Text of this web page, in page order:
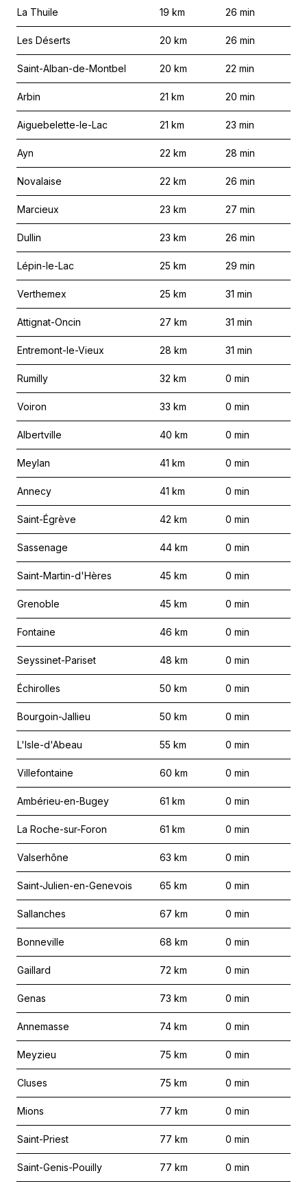
La Thuile 19 km 26 min
Les Déserts 20 km 26 min
Saint-Alban-de-Montbel 20 km 22 min
Arbin 21 km 20 min
Aiguebelette-le-Lac 21 km 23 min
Ayn 22 km 28 min
Novalaise 22 km 26 min
Marcieux 23 km 27 min
Dullin 23 km 26 min
Lépin-le-Lac 25 km 29 min
Verthemex 25 km 31 min
Attignat-Oncin 27 km 31 min
Entremont-le-Vieux 28 km 31 min
Rumilly 32 km 0 min
Voiron 33 km 0 min
Albertville 40 km 0 min
Meylan 41 km 0 min
Annecy 41 km 0 min
Saint-Égrève 42 km 0 min
Sassenage 44 km 0 min
Saint-Martin-d'Hères 45 km 0 min
Grenoble 45 km 0 min
Fontaine 46 km 0 min
Seyssinet-Pariset 48 km 0 min
Échirolles 50 km 0 min
Bourgoin-Jallieu 50 km 0 min
L'Isle-d'Abeau 55 km 0 min
Villefontaine 60 km 0 min
Ambérieu-en-Bugey 61 km 0 min
La Roche-sur-Foron 61 km 0 min
Valserhône 63 km 0 min
Saint-Julien-en-Genevois 65 km 0 min
Sallanches 67 km 0 min
Bonneville 68 km 0 min
Gaillard 72 km 0 min
Genas 73 km 0 min
Annemasse 74 km 0 min
Meyzieu 75 km 0 min
Cluses 75 km 0 min
Mions 77 km 0 min
Saint-Priest 77 km 0 min
Saint-Genis-Pouilly 77 km 0 min